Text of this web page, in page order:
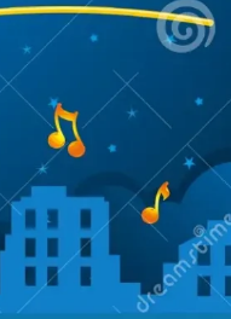
e castelli
Sibillini